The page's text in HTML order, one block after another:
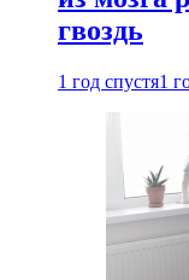
гвоздь
1 год спустя1